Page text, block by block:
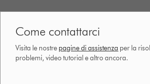
Come contattarci
Visita le nostre pagine di assistenza per la
problemi, video tutorial e altro ancora.